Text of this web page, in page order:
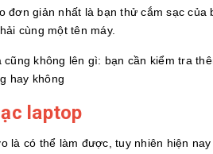
đơn giản nhất là bạn thử cắm sạc
cùng một tên máy.
cũng không lên gì: bạn cần kiểm tra
hay không
laptop
là có thể làm được, tuy nhiên hiện